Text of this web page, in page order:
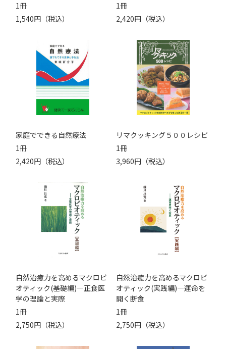
1冊
1,540円（税込）
1冊
2,420円（税込）
家庭でできる自然療法
1冊
2,420円（税込）
リマクッキング５００レシピ
1冊
3,960円（税込）
自然治癒力を高めるマクロビ
オティック(基礎編)―正食医
学の理論と実際
1冊
2,750円（税込）
自然治癒力を高めるマクロビ
オティック(実践編)―運命を
開く断食
1冊
2,750円（税込）